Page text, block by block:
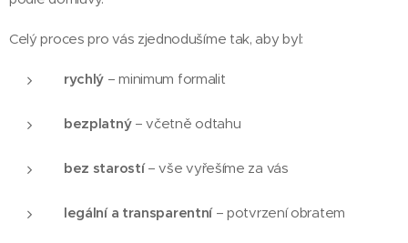
Celý proces pro vás zjednodušíme tak, aby byl:
rychlý – minimum formalit
bezplatný– včetně odtahu
bez starostí– vše vyřešíme za vás
legální a transparentní– potvrzení obratem